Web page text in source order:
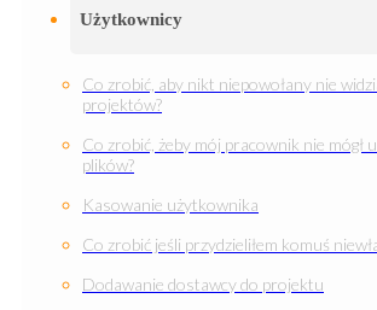
Użytkownicy
Co zrobić, aby nikt niepowołany nie
projektów?
Co zrobić, żeby mój pracownik nie mógł
plików?
Kasowanie użytkownika
Co zrobić jeśli przydzieliłem komuś
Dodawanie dostawcy do projektu